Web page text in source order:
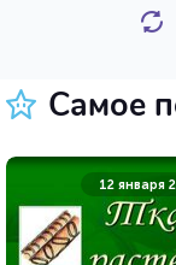
23 марта
Самое
12 января